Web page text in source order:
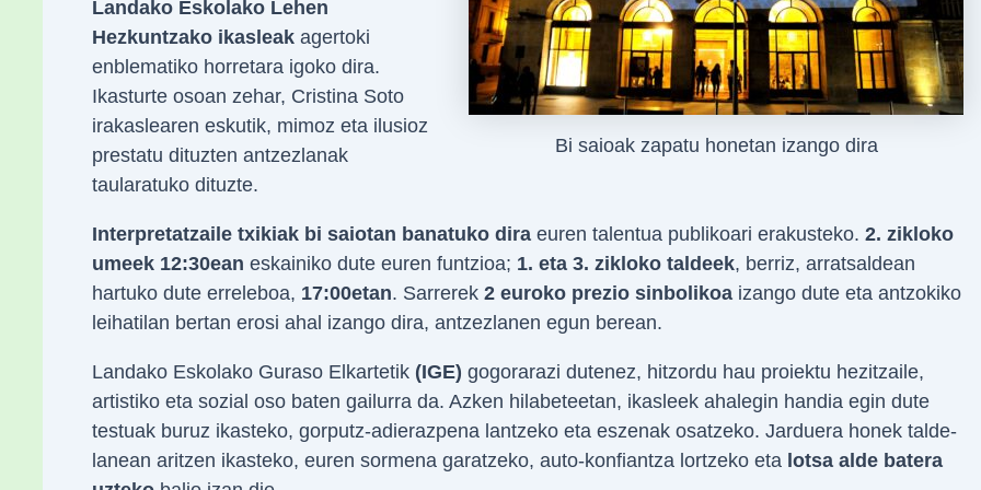
Bi saioak zapatu honetan izango dira
Landako Eskolako Lehen
Hezkuntzako ikasleakagertoki
enblematiko horretara igoko dira.
Ikasturte osoan zehar, Cristina Soto
irakaslearen eskutik, mimoz eta ilusioz
prestatu dituzten antzezlanak
taularatuko dituzte.
Interpretatzaile txikiak bi saiotan banatuko diraeuren talentua publikoari erakusteko. 2. zikloko
umeek 12:30ean eskainiko dute euren funtzioa; 1. eta 3. zikloko taldeek, berriz, arratsaldean
hartuko dute erreleboa, 17:00etan. Sarrerek 2 euroko prezio sinbolikoaizango dute eta antzokiko
leihatilan bertan erosi ahal izango dira, antzezlanen egun berean.
Landako Eskolako Guraso Elkartetik (IGE) gogorarazi dutenez, hitzordu hau proiektu hezitzaile,
artistiko eta sozial oso baten gailurra da. Azken hilabeteetan, ikasleek ahalegin handia egin dute
testuak buruz ikasteko, gorputz-adierazpena lantzeko eta eszenak osatzeko. Jarduera honek talde-
lanean aritzen ikasteko, euren sormena garatzeko, auto-konfiantza lortzeko eta lotsa alde batera